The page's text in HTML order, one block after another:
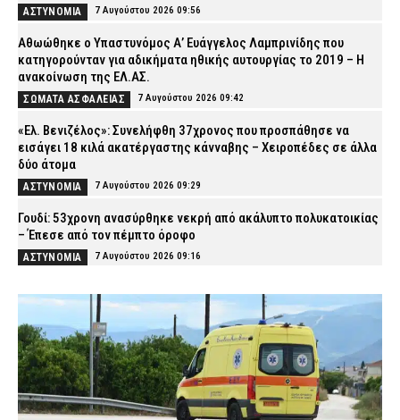
ΑΣΤΥΝΟΜΙΑ 7 Αυγούστου 2026 09:56
Αθωώθηκε ο Υπαστυνόμος Α’ Ευάγγελος Λαμπρινίδης που
κατηγορούνταν για αδικήματα ηθικής αυτουργίας το 2019 – Η
ανακοίνωση της ΕΛ.ΑΣ.
ΣΩΜΑΤΑ ΑΣΦΑΛΕΙΑΣ 7 Αυγούστου 2026 09:42
«Ελ. Βενιζέλος»: Συνελήφθη 37χρονος που προσπάθησε να
εισάγει 18 κιλά ακατέργαστης κάνναβης – Χειροπέδες σε άλλα
δύο άτομα
ΑΣΤΥΝΟΜΙΑ 7 Αυγούστου 2026 09:29
Γουδί: 53χρονη ανασύρθηκε νεκρή από ακάλυπτο πολυκατοικίας
– Έπεσε από τον πέμπτο όροφο
ΑΣΤΥΝΟΜΙΑ 7 Αυγούστου 2026 09:16
Σκοτώθηκαν δύο άτομα
ΕΙΔΗΣΕΙΣ 7 Αυγούστου 2026 09:03
Λακωνία: Σήμερα η απολογία του 55χρονου που έκρυβε τη σορό
του πατέρα του σε καταψύκτη
ΔΙΚΑΙΟΣΥΝΗ 7 Αυγούστου 2026 08:52